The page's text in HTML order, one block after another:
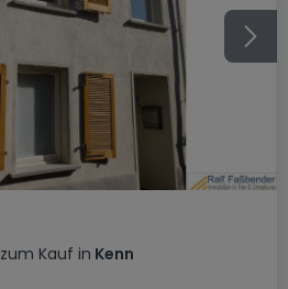
zum Kauf in Kenn